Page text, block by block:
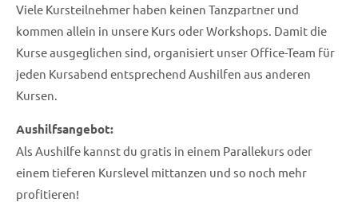
Email*
Viele Kursteilnehmer haben keinen Tanzpartner und
kommen allein in unsere Kurs oder Workshops. Damit die
Kurse ausgeglichen sind, organisiert unser Office-Team für
jeden Kursabend entsprechend Aushilfen aus anderen
Kursen.
Aushilfsangebot:
Als Aushilfe kannst du gratis in einem Parallekurs oder
einem tieferen Kurslevel mittanzen und so noch mehr
profitieren!